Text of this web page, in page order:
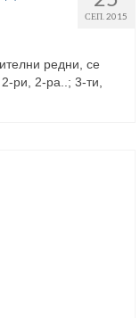
СЕП. 2015
редни, се
ри, 2-ра..; 3-ти,